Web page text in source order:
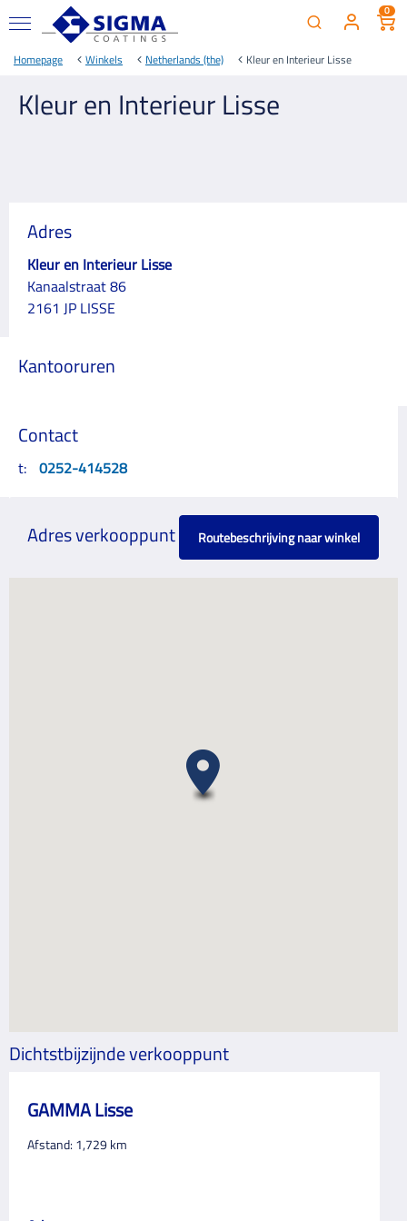
0
Homepage Winkels Netherlands (the) Kleur en Interieur Lisse
Kleur en Interieur Lisse
Adres
Kleur en Interieur Lisse
Kanaalstraat 86
2161 JP LISSE
Kantooruren
Contact
t: 0252-414528
Adres verkooppunt Routebeschrijving naar winkel
Dichtstbijzijnde verkooppunt
GAMMA Lisse
Afstand: 1,729km